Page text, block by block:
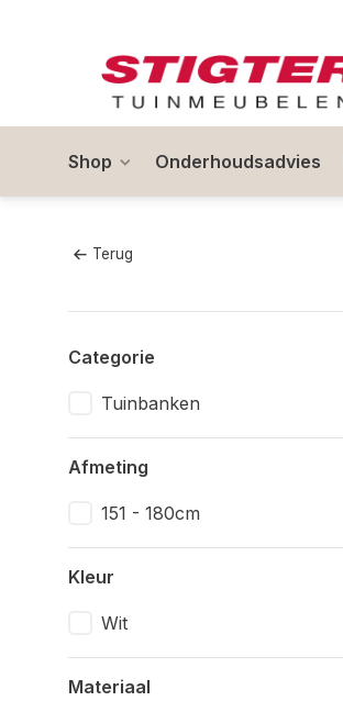
Shop Onderhoudsadvies
Terug
Categorie
Tuinbanken
Afmeting
151 - 180cm
Kleur
Wit
Materiaal